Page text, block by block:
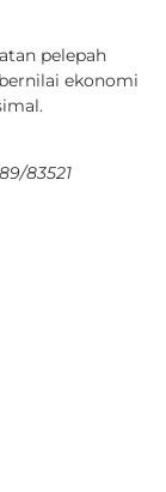
pelepah
ekonomi
83521